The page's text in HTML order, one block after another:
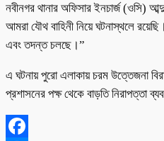
নবীনগর থানার অফিসার ইনচার্জ (ওসি)
আমরা যৌথ বাহিনী নিয়ে ঘটনাস্থলে
এবং তদন্ত চলছে।”
এ ঘটনায় পুরো এলাকায় চরম উত্তেজনা
প্রশাসনের পক্ষ থেকে বাড়তি নিরাপত্তা